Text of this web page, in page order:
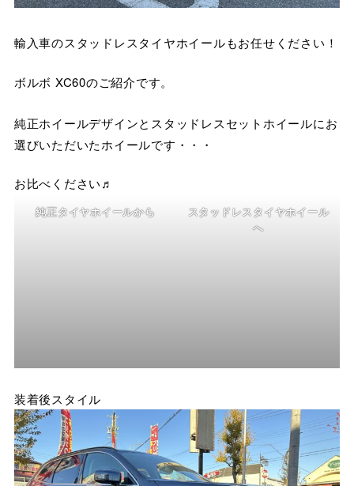
輸入車のスタッドレスタイヤホイールもお任せください！
ボルボ XC60のご紹介です。
純正ホイールデザインとスタッドレスセットホイールにお
選びいただいたホイールです・・・
お比べください♬
純正タイヤホイールから
スタッドレスタイヤホイール
へ
装着後スタイル